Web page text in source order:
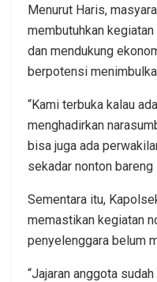
Menurut Haris,
membutuhkan
dan mendukung
berpotensi
“Kami terbuka kalau
menghadirkan
bisa juga ada
sekadar nonton bareng
Sementara itu,
memastikan kegiatan
penyelenggara belum
“Jajaran anggota